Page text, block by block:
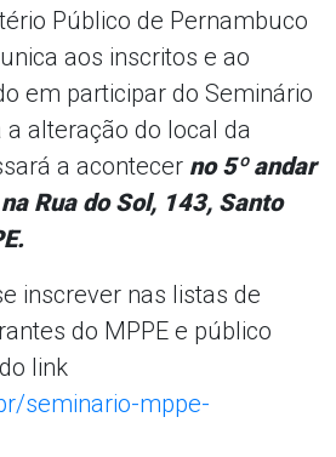
Público de Pernambuco
aos inscritos e ao
em participar do Seminário
a alteração do local da
a acontecer no 5º andar
Rua do Sol, 143, Santo
inscrever nas listas de
do MPPE e público
link
seminario-mppe-